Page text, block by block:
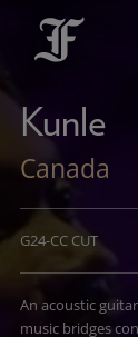
Kunle
Canada
G24-CC CUT
An acoustic
music bridges